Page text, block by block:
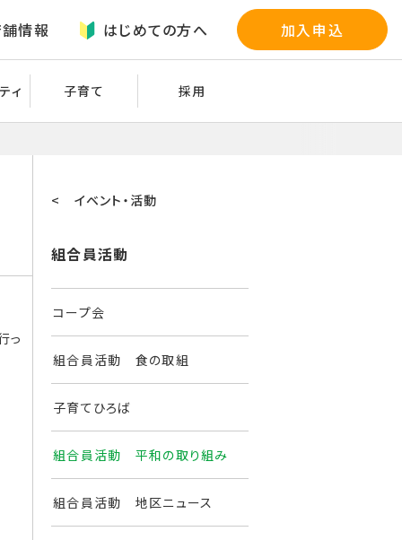
情報 はじめての方へ 加入申込
ィ 子育て 採用
っ
< イベント・活動
組合員活動
コープ会
組合員活動 食の取組
子育てひろば
組合員活動 平和の取り組み
組合員活動 地区ニュース